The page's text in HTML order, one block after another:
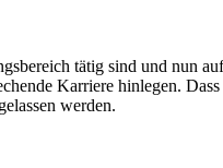
tätig sind und nun
Karriere hinlegen.
werden.